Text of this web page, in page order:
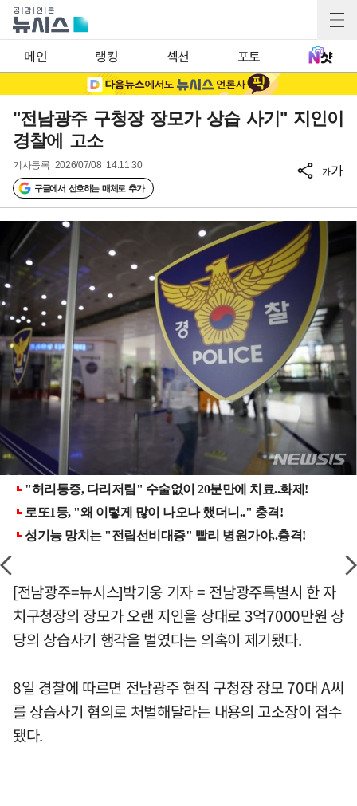
메인 랭킹 섹션 포토
"전남광주 구청장 장모가 상습 사기" 지인이
경찰에 고소
기사등록 2026/07/08 14:11:30
구글에서 선호하는 매체로 추가
가가
[전남광주=뉴시스]박기웅 기자 = 전남광주특별시 한 자
치구청장의 장모가 오랜 지인을 상대로 3억7000만원 상
당의 상습사기 행각을 벌였다는 의혹이 제기됐다.
8일 경찰에 따르면 전남광주 현직 구청장 장모 70대 A씨
를 상습사기 혐의로 처벌해달라는 내용의 고소장이 접수
됐다.